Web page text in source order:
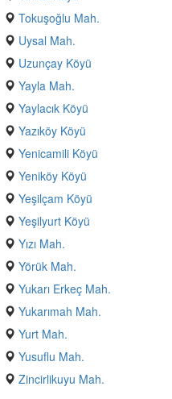
Tokuşoğlu Mah.
Uysal Mah.
Uzunçay Köyü
Yayla Mah.
Yaylacık Köyü
Yazıköy Köyü
Yenicamili Köyü
Yeniköy Köyü
Yeşilçam Köyü
Yeşilyurt Köyü
Yızı Mah.
Yörük Mah.
Yukarı Erkeç Mah.
Yukarımah Mah.
Yurt Mah.
Yusuflu Mah.
Zincirlikuyu Mah.